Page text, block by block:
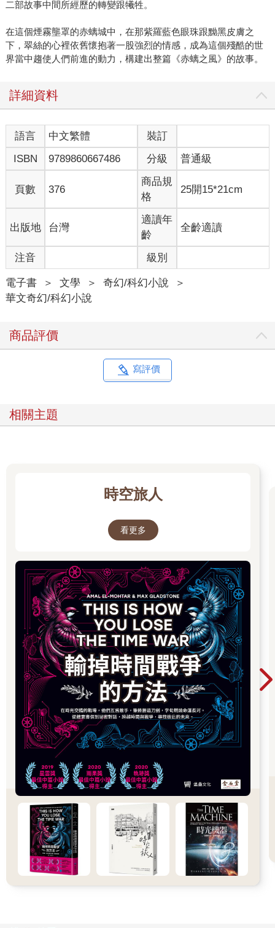
二部故事中間所經歷的轉變跟犧牲。
在這個煙霧壟罩的赤螭城中，在那紫羅藍色眼珠跟黝黑皮膚之
下，翠絲的心裡依舊懷抱著一股強烈的情感，成為這個殘酷的世
界當中趨使人們前進的動力，構建出整篇《赤螭之風》的故事。
詳細資料
語言 中文繁體
裝訂
ISBN
9789860667486 分級 普通級
頁數 376
商品規
格
25開15*21cm
出版地 台灣
適讀年
齡
全齡適讀
注音 級別
電子書 ＞ 文學 ＞ 奇幻/科幻小說
＞
華文奇幻/科幻小說
商品評價
寫評價
相關主題
時空旅人
看更多